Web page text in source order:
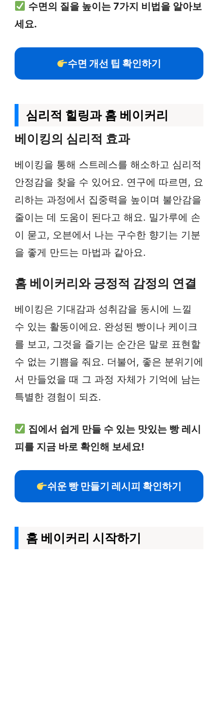
수면의 질을 높이는 7가지 비법을 알아보
세요.
수면 개선 팁 확인하기
심리적 힐링과 홈 베이커리
베이킹의 심리적 효과
베이킹을 통해 스트레스를 해소하고 심리적
안정감을 찾을 수 있어요. 연구에 따르면, 요
리하는 과정에서 집중력을 높이며 불안감을
줄이는 데 도움이 된다고 해요. 밀가루에 손
이 묻고, 오븐에서 나는 구수한 향기는 기분
을 좋게 만드는 마법과 같아요.
홈 베이커리와 긍정적 감정의 연결
베이킹은 기대감과 성취감을 동시에 느낄
수 있는 활동이에요. 완성된 빵이나 케이크
를 보고, 그것을 즐기는 순간은 말로 표현할
수 없는 기쁨을 줘요. 더불어, 좋은 분위기에
서 만들었을 때 그 과정 자체가 기억에 남는
특별한 경험이 되죠.
집에서 쉽게 만들 수 있는 맛있는 빵 레시
피를 지금 바로 확인해 보세요!
쉬운 빵 만들기 레시피 확인하기
홈 베이커리 시작하기